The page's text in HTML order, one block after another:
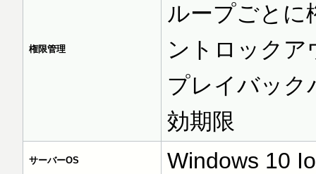
権限管理
ループごとに
ントロックア
プレイバック
効期限
サーバーOS Windows 10